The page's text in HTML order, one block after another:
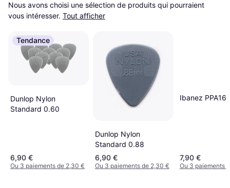
Nous avons choisi une sélection de produits qui pourraient
vous intéresser. Tout afficher
Tendance
Dunlop Nylon
Standard 0.60
6,90 €
Ou 3 paiements de 2,30 €
Dunlop Nylon
Standard 0.88
6,90 €
Ou 3 paiements de 2,30 €
Ibanez
7,90 €
Ou 3 paiements